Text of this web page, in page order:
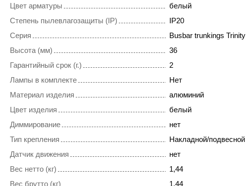
Цвет арматуры
белый
Степень пылевлагозащиты (IP)
IP20
Серия
Busbar trunkings Trinity
Высота (мм)
36
Гарантийный срок (г.)
2
Лампы в комплекте
Нет
Материал изделия
алюминий
Цвет изделия
белый
Диммирование
нет
Тип крепления
Накладной/подвесной
Датчик движения
нет
Вес нетто (кг)
1,44
Вес брутто (кг)
1,44